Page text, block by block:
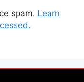
spam. Learn